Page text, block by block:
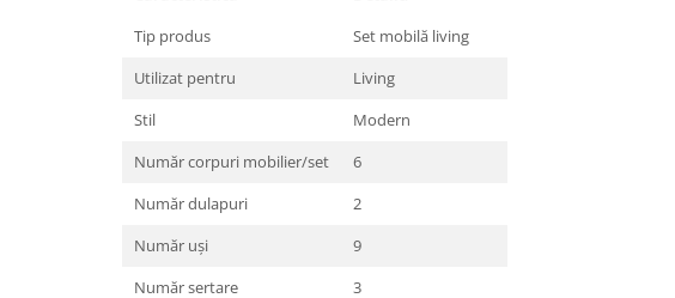
Tip produs
Set mobilă living
Utilizat pentru
Living
Stil
Modern
Număr corpuri mobilier/set
6
Număr dulapuri
2
Număr uși
9
Număr sertare
3